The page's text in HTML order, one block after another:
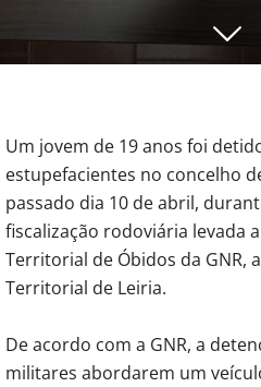
Um jovem de 19 anos foi
estupefacientes no concelho
passado dia 10 de abril,
fiscalização rodoviária levada
Territorial de Óbidos da GNR,
Territorial de Leiria.
De acordo com a GNR, a
militares abordarem um